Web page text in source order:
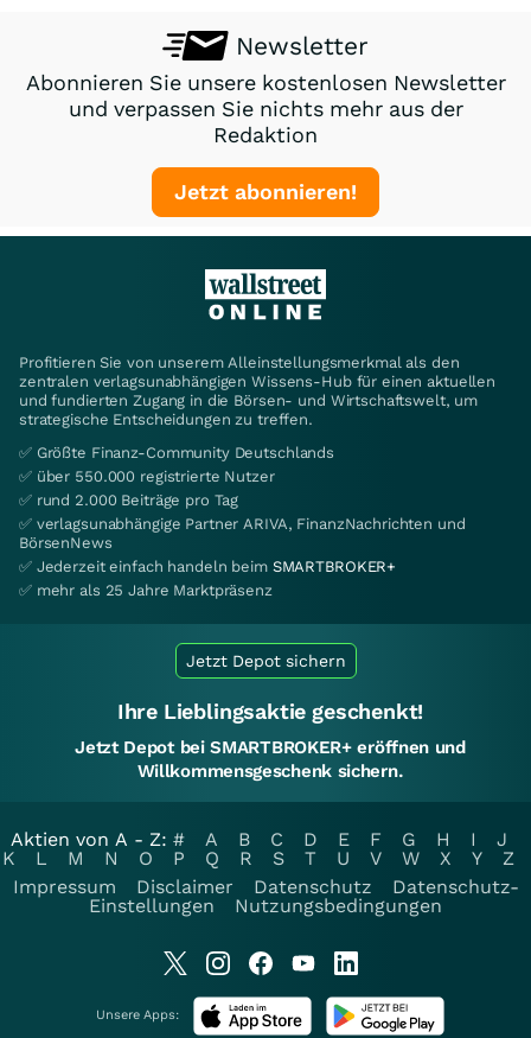
Newsletter
Abonnieren Sie unsere kostenlosen Newsletter
und verpassen Sie nichts mehr aus der
Redaktion
Jetzt abonnieren!
Profitieren Sie von unserem Alleinstellungsmerkmal als den
zentralen verlagsunabhängigen Wissens-Hub für einen aktuellen
und fundierten Zugang in die Börsen- und Wirtschaftswelt, um
strategische Entscheidungen zu treffen.
✅ Größte Finanz-Community Deutschlands
✅ über 550.000 registrierte Nutzer
✅ rund 2.000 Beiträge pro Tag
✅ verlagsunabhängige Partner ARIVA, FinanzNachrichten und
BörsenNews
✅ Jederzeit einfach handeln beim SMARTBROKER+
✅ mehr als 25 Jahre Marktpräsenz
Jetzt Depot sichern
Ihre Lieblingsaktie geschenkt!
Jetzt Depot bei SMARTBROKER+ eröffnen und
Willkommensgeschenk sichern.
Aktien von A - Z: # A B C D E F G H I
J
K
L M N O P Q R S T U V W X Y
Z
Impressum
Disclaimer Datenschutz
Datenschutz-
Einstellungen
Nutzungsbedingungen
Unsere Apps: